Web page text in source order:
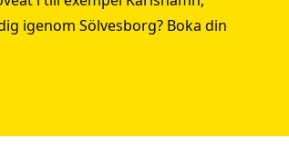
igenom Sölvesborg? Boka din